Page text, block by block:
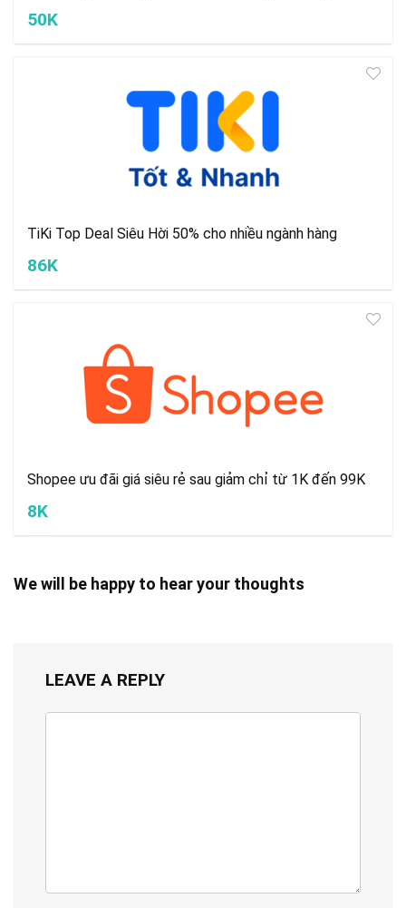
50K
TiKi Top Deal Siêu Hời 50% cho nhiều ngành hàng
86K
Shopee ưu đãi giá siêu rẻ sau giảm chỉ từ 1K đến 99K
8K
We will be happy to hear your thoughts
LEAVE A REPLY